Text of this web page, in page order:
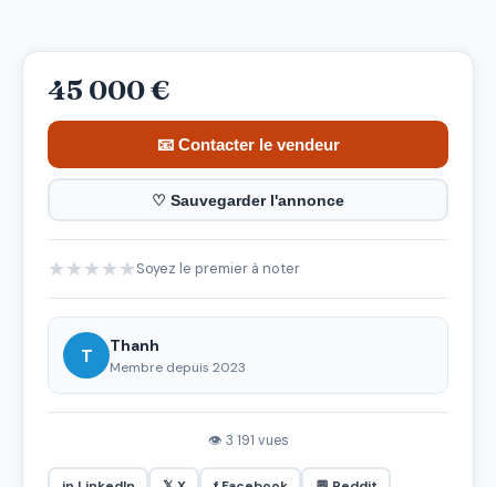
45 000 €
📧 Contacter le vendeur
♡ Sauvegarder l'annonce
★★★★★Soyez le premier à noter
T Thanh
Membre depuis 2023
👁 3 191 vues